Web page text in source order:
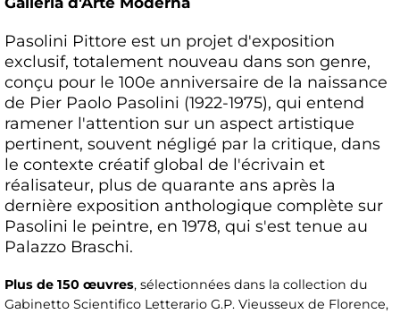
Pasolini Pittore est un projet d'exposition
exclusif, totalement nouveau dans son genre,
conçu pour le 100e anniversaire de la naissance
de Pier Paolo Pasolini (1922-1975), qui entend
ramener l'attention sur un aspect artistique
pertinent, souvent négligé par la critique, dans
le contexte créatif global de l'écrivain et
réalisateur, plus de quarante ans après la
dernière exposition anthologique complète sur
Pasolini le peintre, en 1978, qui s'est tenue au
Palazzo Braschi.
Plus de 150 œuvres, sélectionnées dans la collection du
Gabinetto Scientifico Letterario G.P. Vieusseux de Florence,